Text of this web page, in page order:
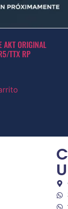
AKT ORIGINAL
TTX RP